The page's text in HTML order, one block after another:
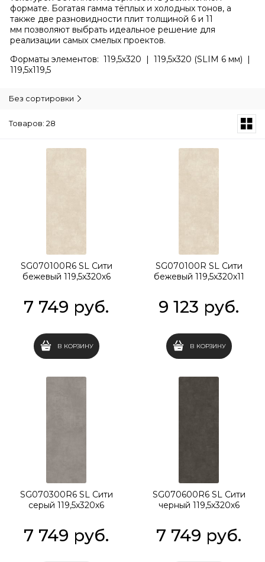
формате. Богатая гамма тёплых и холодных тонов, а
также две разновидности плит толщиной 6 и 11
мм позволяют выбрать идеальное решение для
реализации самых смелых проектов.
Форматы элементов: 119,5х320 | 119,5х320 (SLIM 6 мм) |
119,5х119,5
Без сортировки
Товаров: 28
SG070100R6 SL Сити
бежевый 119,5x320х6
7 749 руб.
В КОРЗИНУ
SG070100R SL Сити
бежевый 119,5x320х11
9 123 руб.
В КОРЗИНУ
SG070300R6 SL Сити
серый 119,5x320х6
7 749 руб.
SG070600R6 SL Сити
черный 119,5x320х6
7 749 руб.